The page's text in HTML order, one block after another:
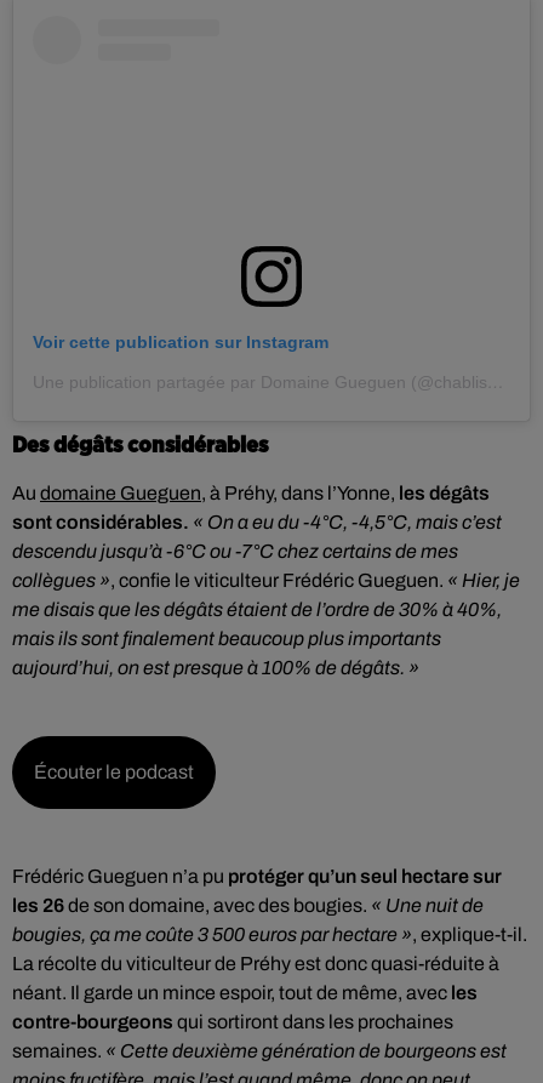
Voir cette publication sur Instagram
Des dégâts considérables
Au domaine Gueguen, à Préhy, dans l’Yonne, les dégâts
sont considérables. « On a eu du -4°C, -4,5°C, mais c’est
descendu jusqu’à -6°C ou -7°C chez certains de mes
collègues », confie le viticulteur Frédéric Gueguen. « Hier, je
me disais que les dégâts étaient de l’ordre de 30% à 40%,
mais ils sont finalement beaucoup plus importants
aujourd’hui, on est presque à 100% de dégâts. »
Écouter le podcast
Frédéric Gueguen n’a pu protéger qu’un seul hectare sur
les 26de son domaine, avec des bougies. « Une nuit de
bougies, ça me coûte 3 500 euros par hectare », explique-t-il.
La récolte du viticulteur de Préhy est donc quasi-réduite à
néant. Il garde un mince espoir, tout de même, avec les
contre-bourgeons qui sortiront dans les prochaines
semaines. « Cette deuxième génération de bourgeons est